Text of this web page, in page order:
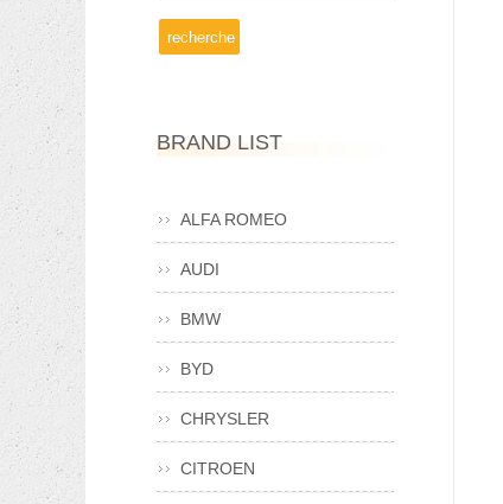
BRAND LIST
ALFA ROMEO
AUDI
BMW
BYD
CHRYSLER
CITROEN